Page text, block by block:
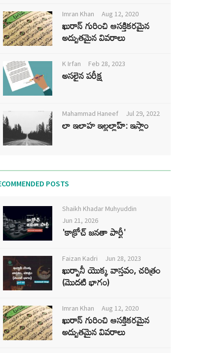
Imran Khan Aug 12, 2020
ఖురాన్ గురించి ఆసక్తికరమైన
అద్భుతమైన వివరాలు
K Irfan Feb 28, 2023
అసలైన పరీక్ష
Mahammad Haneef Jul 29, 2022
లా ఇలాహ ఇల్లల్లాహ్: ఇస్లాం
POSTS
Shaikh Khadar Muhyuddin
Jun 21, 2026
'కాక్రోచ్ జనతా పార్టీ'
Faizan Kadri Jun 28, 2023
ఖుర్బానీ యొక్క వాస్తవం, చరిత్రం
(మొదటి భాగం)
Imran Khan Aug 12, 2020
ఖురాన్ గురించి ఆసక్తికరమైన
అద్భుతమైన వివరాలు